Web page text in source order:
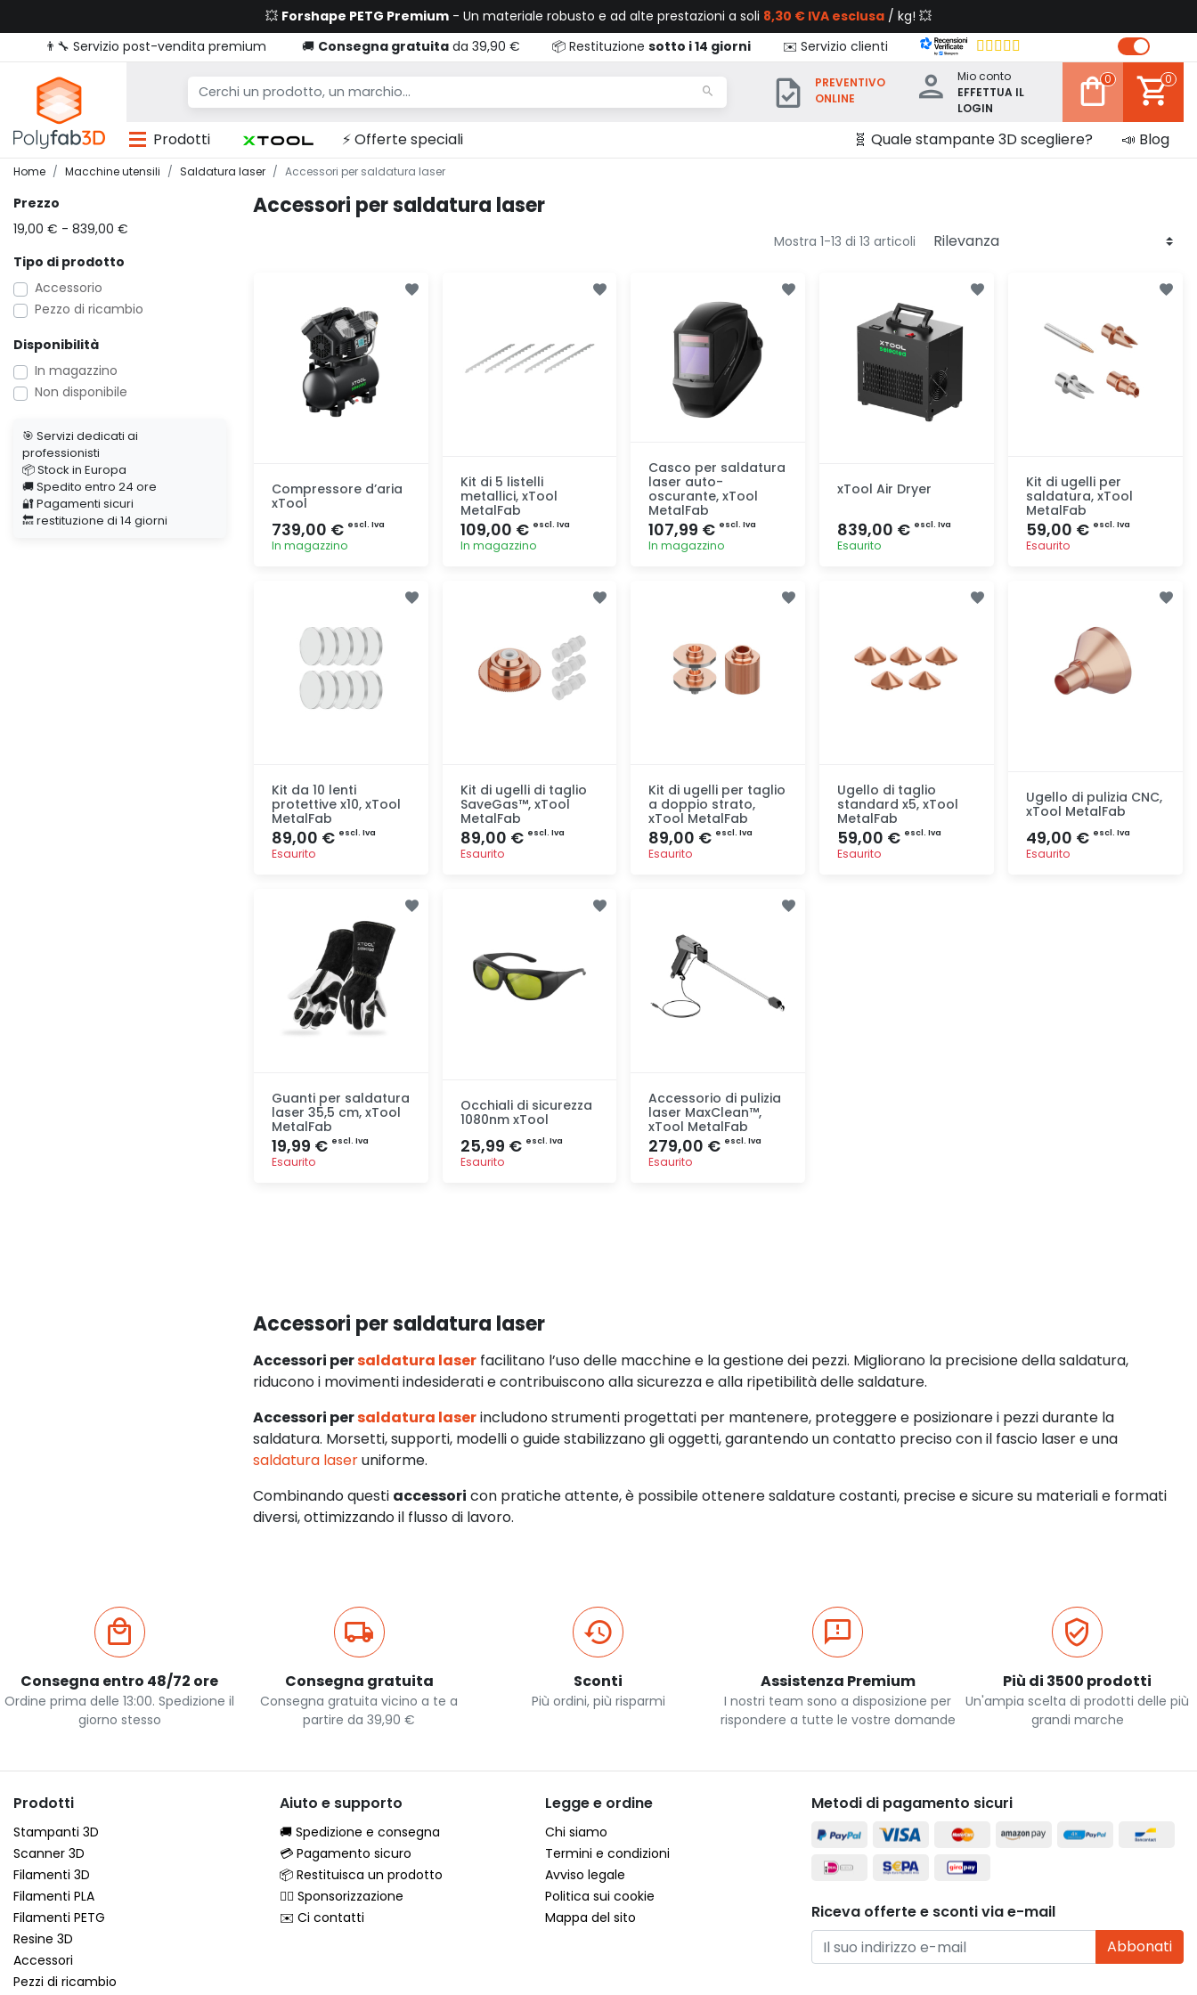
💥 Forshape PETG Premium - Un materiale robusto e ad alte prestazioni a soli 8,30 € IVA esclusa / kg! 💥
👨‍🔧 Servizio post-vendita premium
🚚 Consegna gratuitada 39,90 € 📦 Restituzione sotto i 14 giorni ✉️ Servizio clienti
PREVENTIVO
ONLINE
Mio conto
EFFETTUA IL
LOGIN
0 0
Prodotti ⚡ Offerte speciali 🧬 Quale stampante 3D scegliere? 📣 Blog
Home Macchine utensili Saldatura laser Accessori per saldatura laser
Prezzo
19,00 € - 839,00 €
Tipo di prodotto
Accessorio
Pezzo di ricambio
Disponibilità
In magazzino
Non disponibile
🎯 Servizi dedicati ai
professionisti
📦 Stock in Europa
🚚 Spedito entro 24 ore
🔐 Pagamenti sicuri
🔙 restituzione di 14 giorni
Accessori per saldatura laser
Mostra 1-13 di 13 articoli
Compressore d’aria
xTool
739,00 € escl. Iva
In magazzino
Kit di 5 listelli
metallici, xTool
MetalFab
109,00 € escl. Iva
In magazzino
Casco per saldatura
laser auto-
oscurante, xTool
MetalFab
107,99 € escl. Iva
In magazzino
xTool Air Dryer
839,00 € escl. Iva
Esaurito
Kit di ugelli per
saldatura, xTool
MetalFab
59,00 € escl. Iva
Esaurito
Kit da 10 lenti
protettive x10, xTool
MetalFab
89,00 € escl. Iva
Esaurito
Kit di ugelli di taglio
SaveGas™, xTool
MetalFab
89,00 € escl. Iva
Esaurito
Kit di ugelli per taglio
a doppio strato,
xTool MetalFab
89,00 € escl. Iva
Esaurito
Ugello di taglio
standard x5, xTool
MetalFab
59,00 € escl. Iva
Esaurito
Ugello di pulizia CNC,
xTool MetalFab
49,00 € escl. Iva
Esaurito
Guanti per saldatura
laser 35,5 cm, xTool
MetalFab
19,99 € escl. Iva
Esaurito
Occhiali di sicurezza
1080nm xTool
25,99 € escl. Iva
Esaurito
Accessorio di pulizia
laser MaxClean™,
xTool MetalFab
279,00 € escl. Iva
Esaurito
Accessori per saldatura laser
Accessori persaldatura laserfacilitano l’uso delle macchine e la gestione dei pezzi. Migliorano la precisione della saldatura,
riducono i movimenti indesiderati e contribuiscono alla sicurezza e alla ripetibilità delle saldature.
Accessori persaldatura laserincludono strumenti progettati per mantenere, proteggere e posizionare i pezzi durante la
saldatura. Morsetti, supporti, modelli o guide stabilizzano gli oggetti, garantendo un contatto preciso con il fascio laser e una
saldatura laseruniforme.
Combinando questi accessori con pratiche attente, è possibile ottenere saldature costanti, precise e sicure su materiali e formati
diversi, ottimizzando il flusso di lavoro.
Consegna entro 48/72 ore
Ordine prima delle 13:00. Spedizione il
giorno stesso
Consegna gratuita
Consegna gratuita vicino a te a
partire da 39,90 €
Sconti
Più ordini, più risparmi
Assistenza Premium
I nostri team sono a disposizione per
rispondere a tutte le vostre domande
Più di 3500 prodotti
Un'ampia scelta di prodotti delle più
grandi marche
Prodotti
Stampanti 3D
Scanner 3D
Filamenti 3D
Filamenti PLA
Filamenti PETG
Resine 3D
Accessori
Pezzi di ricambio
Aiuto e supporto
🚚 Spedizione e consegna
💳 Pagamento sicuro
📦 Restituisca un prodotto
🦸‍♂️ Sponsorizzazione
✉️ Ci contatti
Legge e ordine
Chi siamo
Termini e condizioni
Avviso legale
Politica sui cookie
Mappa del sito
Metodi di pagamento sicuri
Riceva offerte e sconti via e-mail
Abbonati